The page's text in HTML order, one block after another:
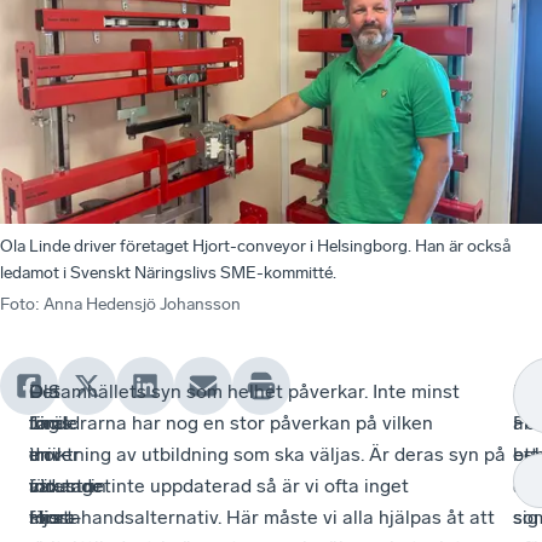
Ola Linde driver företaget Hjort-conveyor i Helsingborg. Han är också
ledamot i Svenskt Näringslivs SME-kommitté.
Foto: Anna Hedensjö Johansson
Ola
Linde
driver
företaget
Hjort-
–
Jag
tror
att
stora
Det
finns
en
växande
miss-
– Samhällets syn som helhet påverkar. Inte minst
föräldrarna har nog en stor påverkan på vilken
inriktning av utbildning som ska väljas. Är deras syn på
industrin inte uppdaterad så är vi ofta inget
förstahandsalternativ. Här måste vi alla hjälpas åt att
är
ett
–
sig